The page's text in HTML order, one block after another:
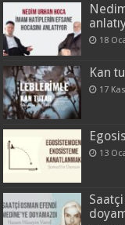
18
Kan
17
13